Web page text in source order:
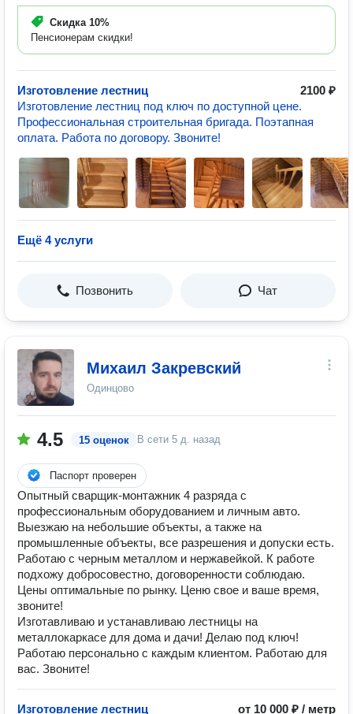
Скидка 10%
Пенсионерам скидки!
Изготовление лестниц
2100 ₽
Изготовление лестниц под ключ по доступной цене.
Профессиональная строительная бригада. Поэтапная
оплата. Работа по договору. Звоните!
Ещё 4 услуги
Позвонить Чат
Михаил Закревский
Одинцово
4.5 15 оценок В сети 5 д. назад
Паспорт проверен
Опытный сварщик-монтажник 4 разряда с
профессиональным оборудованием и личным авто.
Выезжаю на небольшие объекты, а также на
промышленные объекты, все разрешения и допуски есть.
Работаю с черным металлом и нержавейкой. К работе
подхожу добросовестно, договоренности соблюдаю.
Цены оптимальные по рынку. Ценю свое и ваше время,
звоните!
Изготавливаю и устанавливаю лестницы на
металлокаркасе для дома и дачи! Делаю под ключ!
Работаю персонально с каждым клиентом. Работаю для
вас. Звоните!
Изготовление лестниц от 10 000 ₽ / метр